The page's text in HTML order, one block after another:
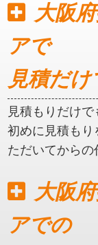
大阪
アで
見積だ
見積もりだけで
初めに見積もり
ただいてからの
大阪
アでの